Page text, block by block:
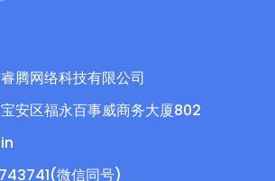
腾网络科技有限公司
安区福永百事威商务大厦802
微信同号)